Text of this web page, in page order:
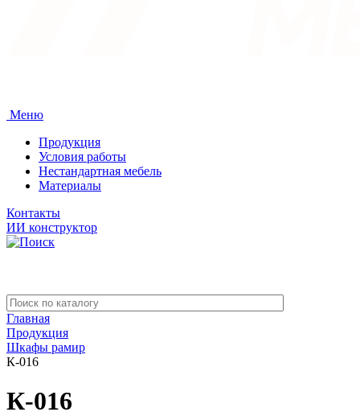
Меню
Продукция
Условия работы
Нестандартная мебель
Материалы
Контакты
ИИ конструктор
Главная
Продукция
Шкафы рамир
К-016
К-016